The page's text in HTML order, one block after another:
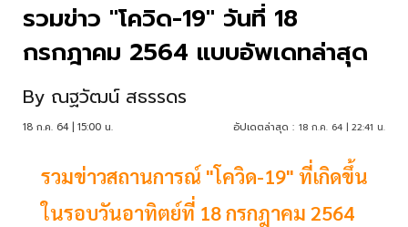
รวมข่าว "โควิด-19" วันที่ 18
กรกฎาคม 2564 แบบอัพเดทล่าสุด
By ณฐวัฒน์ สธรรดร
18 ก.ค. 64 | 15:00 น. อัปเดตล่าสุด : 18 ก.ค. 64 | 22:41 น.
รวมข่าวสถานการณ์ "โควิด-19" ที่เกิดขึ้น
ในรอบวันอาทิตย์ที่ 18 กรกฎาคม 2564